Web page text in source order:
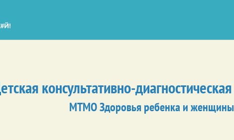
консультативно-
МТМО Здоровья ребенка и женщины